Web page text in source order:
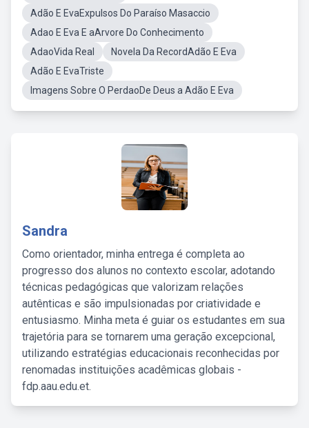
Adão E EvaExpulsos Do Paraíso Masaccio
Adao E Eva E aArvore Do Conhecimento
AdaoVida Real
Novela Da RecordAdão E Eva
Adão E EvaTriste
Imagens Sobre O PerdaoDe Deus a Adão E Eva
Sandra
Como orientador, minha entrega é completa ao
progresso dos alunos no contexto escolar, adotando
técnicas pedagógicas que valorizam relações
autênticas e são impulsionadas por criatividade e
entusiasmo. Minha meta é guiar os estudantes em sua
trajetória para se tornarem uma geração excepcional,
utilizando estratégias educacionais reconhecidas por
renomadas instituições acadêmicas globais -
fdp.aau.edu.et.